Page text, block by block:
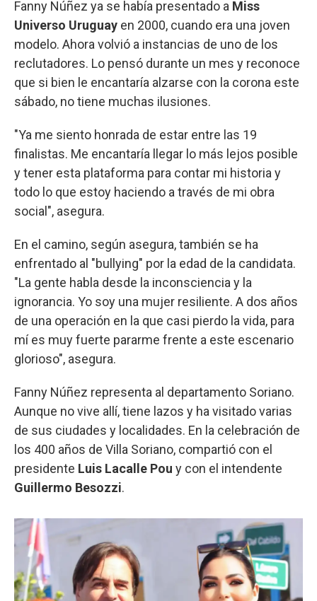
Fanny Núñez ya se había presentado a Miss
Universo Uruguay en 2000, cuando era una joven
modelo. Ahora volvió a instancias de uno de los
reclutadores. Lo pensó durante un mes y reconoce
que si bien le encantaría alzarse con la corona este
sábado, no tiene muchas ilusiones.
"Ya me siento honrada de estar entre las 19
finalistas. Me encantaría llegar lo más lejos posible
y tener esta plataforma para contar mi historia y
todo lo que estoy haciendo a través de mi obra
social", asegura.
En el camino, según asegura, también se ha
enfrentado al "bullying" por la edad de la candidata.
"La gente habla desde la inconsciencia y la
ignorancia. Yo soy una mujer resiliente. A dos años
de una operación en la que casi pierdo la vida, para
mí es muy fuerte pararme frente a este escenario
glorioso", asegura.
Fanny Núñez representa al departamento Soriano.
Aunque no vive allí, tiene lazos y ha visitado varias
de sus ciudades y localidades. En la celebración de
los 400 años de Villa Soriano, compartió con el
presidente Luis Lacalle Pou y con el intendente
Guillermo Besozzi.